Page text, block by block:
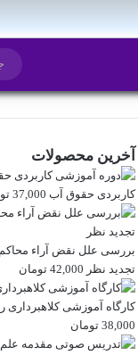
تغییر
آخرین محصولات
کاربردی حقوق آب 37,000
بررسی علل نقض آراء
تجدید نظر 42,000 تومان
کارگاه آموزشی کلاهبرداری
38,000 تومان